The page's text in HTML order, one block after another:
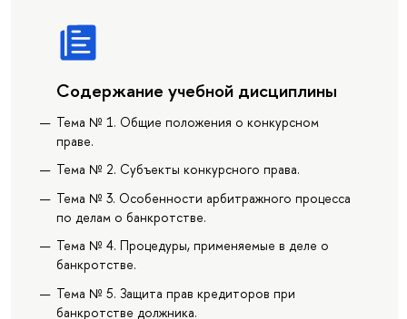
Содержание учебной дисциплины
Тема № 1. Общие положения о конкурсном
праве.
Тема № 2. Субъекты конкурсного права.
Тема № 3. Особенности арбитражного процесса
по делам о банкротстве.
Тема № 4. Процедуры, применяемые в деле о
банкротстве.
Тема № 5. Защита прав кредиторов при
банкротстве должника.